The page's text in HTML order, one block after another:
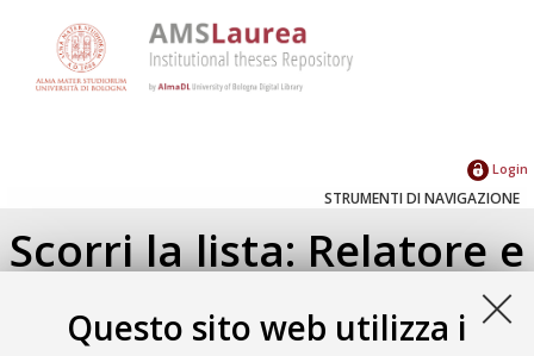
Questo sito web utilizza i
Login
STRUMENTI DI NAVIGAZIONE
Scorri la lista: Relatore e
Correlatore